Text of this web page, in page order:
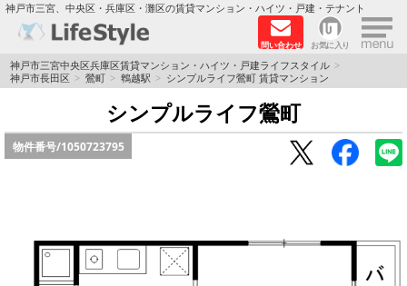
神戸市三宮、中央区・兵庫区・灘区の賃貸マンション・ハイツ・戸建・テナント
問い合わせ お気に入り ×
TOPページ
神戸の単身向けマンション特集
新築物件
保証人不要
高級賃貸
神戸市三宮中央区兵庫区賃貸マンション・ハイツ・戸建ライフスタイル
神戸市長田区
鶯町 鵯越駅 シンプルライフ鶯町 賃貸マンション
シンプルライフ鶯町
物件番号/1050723795